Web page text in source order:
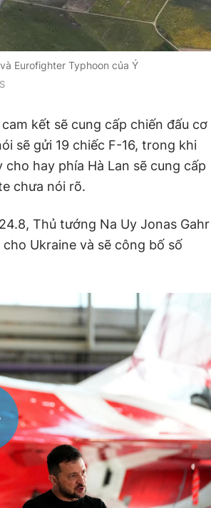
Eurofighter Typhoon của Ý
kết sẽ cung cấp chiến đấu cơ
sẽ gửi 19 chiếc F-16, trong khi
hay phía Hà Lan sẽ cung cấp
chưa nói rõ.
Thủ tướng Na Uy Jonas Gahr
Ukraine và sẽ công bố số